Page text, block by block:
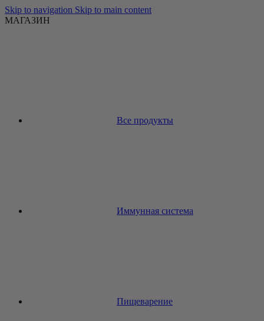
Skip to navigation Skip to main content
МАГАЗИН
Все продукты
Иммунная система
Пищеварение